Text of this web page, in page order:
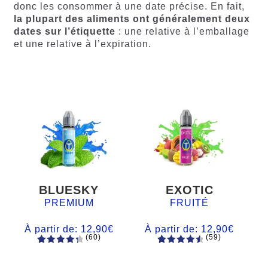
donc les consommer à une date précise. En fait,
la plupart des aliments ont généralement deux
dates sur l’étiquette : une relative à l’emballage
et une relative à l’expiration.
BLUESKY
PREMIUM
À partir de: 12,90€
(60)
EXOTIC
FRUITÉ
À partir de: 12,90€
(59)